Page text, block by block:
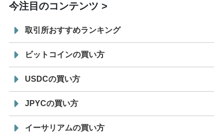
今注目のコンテンツ
取引所おすすめランキング
ビットコインの買い方
USDCの買い方
JPYCの買い方
イーサリアムの買い方